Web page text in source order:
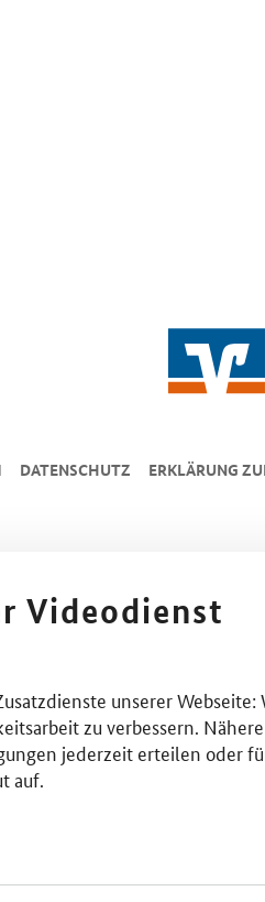
DA­TEN­SCHUTZ ERKLÄRUNG
Videodienst
unserer
zu verbessern.
jederzeit erteilen oder
auf.